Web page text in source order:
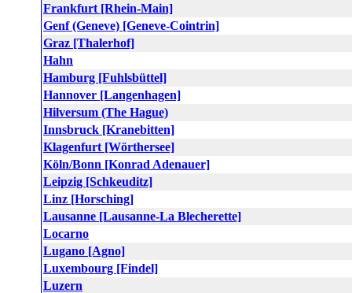
Frankfurt [Rhein-Main]
Genf (Geneve) [Geneve-Cointrin]
Graz [Thalerhof]
Hahn
Hamburg [Fuhlsbüttel]
Hannover [Langenhagen]
Hilversum (The Hague)
Innsbruck [Kranebitten]
Klagenfurt [Wörthersee]
Köln/Bonn [Konrad Adenauer]
Leipzig [Schkeuditz]
Linz [Horsching]
Lausanne [Lausanne-La Blecherette]
Locarno
Lugano [Agno]
Luxembourg [Findel]
Luzern